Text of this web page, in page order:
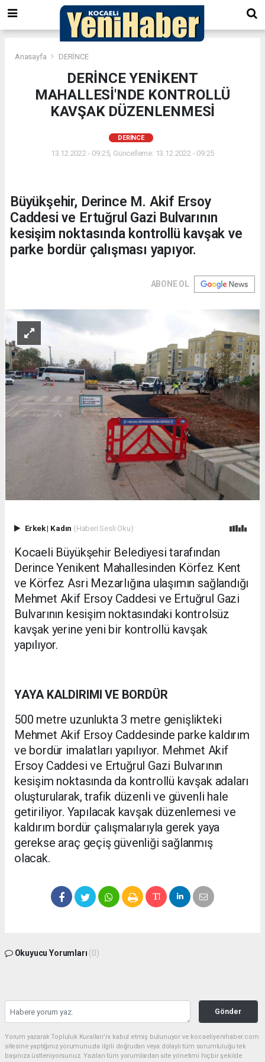
Anasayfa DERİNCE
DERİNCE YENİKENT
MAHALLESİ'NDE KONTROLLÜ
KAVŞAK DÜZENLENMESİ
DERİNCE
13.12.2022 - 09:25, Güncelleme: 13.12.2022 - 09:25
Büyükşehir, Derince M. Akif Ersoy
Caddesi ve Ertuğrul Gazi Bulvarının
kesişim noktasında kontrollü kavşak ve
parke bordür çalışması yapıyor.
ABONE OL
Erkek| Kadın (Haberi Sesli Oku)
Kocaeli Büyükşehir Belediyesi tarafından
Derince Yenikent Mahallesinden Körfez Kent
ve Körfez Asri Mezarlığına ulaşımın sağlandığı
Mehmet Akif Ersoy Caddesi ve Ertuğrul Gazi
Bulvarının kesişim noktasındaki kontrolsüz
kavşak yerine yeni bir kontrollü kavşak
yapılıyor.
YAYA KALDIRIMI VE BORDÜR
500 metre uzunlukta 3 metre genişlikteki
Mehmet Akif Ersoy Caddesinde parke kaldırım
ve bordür imalatları yapılıyor. Mehmet Akif
Ersoy Caddesi ve Ertuğrul Gazi Bulvarının
kesişim noktasında da kontrollü kavşak adaları
oluşturularak, trafik düzenli ve güvenli hale
getiriliyor. Yapılacak kavşak düzenlemesi ve
kaldırım bordür çalışmalarıyla gerek yaya
gerekse araç geçiş güvenliği sağlanmış
olacak.
Okuyucu Yorumları (0)
Gönder
Yorum yazarak Topluluk Kuralları’nı kabul etmiş bulunuyor ve kocaeliyenihaber.com
sitesine yaptığınız yorumunuzla ilgili doğrudan veya dolaylı tüm sorumluluğu tek
başınıza üstleniyorsunuz. Yazılan tüm yorumlardan site yönetimi hiçbir şekilde